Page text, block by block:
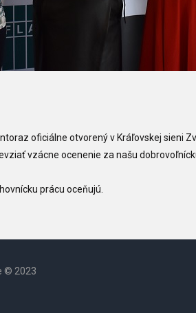
oficiálne otvorený v Kráľovskej sieni
vzácne ocenenie za našu
prácu oceňujú.
© 2023